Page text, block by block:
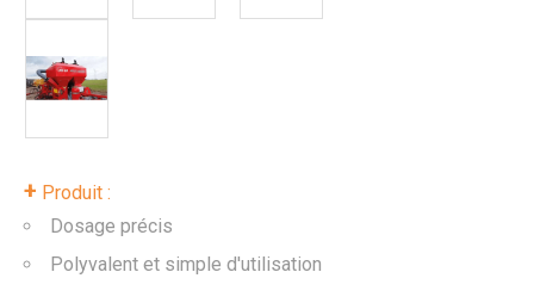
+ Produit :
Dosage précis
Polyvalent et simple d'utilisation